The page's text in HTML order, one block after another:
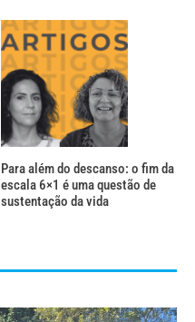
Para além do descanso: o fim da
escala 6×1 é uma questão de
sustentação da vida